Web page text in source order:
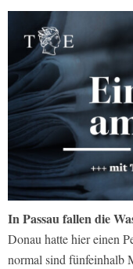
In Passau fallen die
Donau hatte hier einen
normal sind fünfeinhalb